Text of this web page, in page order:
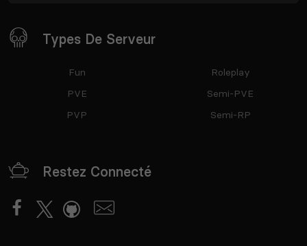
Types De Serveur
Fun
PVE
PVP
Roleplay
Semi-PVE
Semi-RP
Restez Connecté